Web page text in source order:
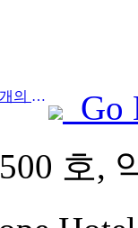
Prev:문화관광부는 2025년에 16,994개의 A급 관광지에 75억 1천만 명의 관광객이 방문하여 5,544억 9천만 위안의 관광 수입을 올릴 것으로 예상한다고 발표했습니다.
Go
호,